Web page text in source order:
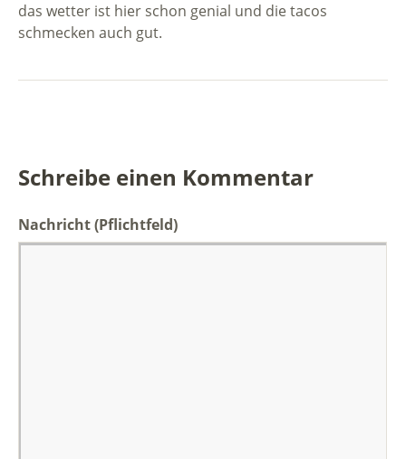
das wetter ist hier schon genial und die tacos
schmecken auch gut.
Schreibe einen Kommentar
Nachricht(Pflichtfeld)